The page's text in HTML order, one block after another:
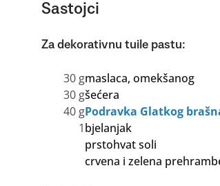
Sastojci
Za dekorativnu tuile pastu:
30 gmaslaca, omekšanog
30 gšećera
40 gPodravka Glatkog
1bjelanjak
prstohvat soli
crvena i zelena